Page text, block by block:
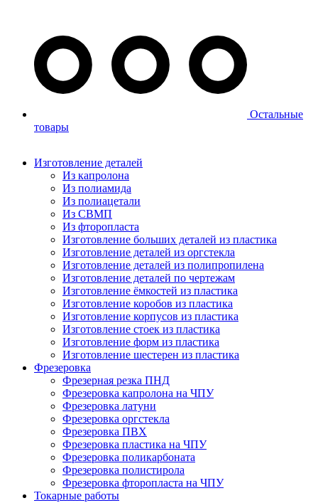
Остальные
товары
Изготовление деталей
Из капролона
Из полиамида
Из полиацетали
Из СВМП
Из фторопласта
Изготовление больших деталей из пластика
Изготовление деталей из оргстекла
Изготовление деталей из полипропилена
Изготовление деталей по чертежам
Изготовление ёмкостей из пластика
Изготовление коробов из пластика
Изготовление корпусов из пластика
Изготовление стоек из пластика
Изготовление форм из пластика
Изготовление шестерен из пластика
Фрезеровка
Фрезерная резка ПНД
Фрезеровка капролона на ЧПУ
Фрезеровка латуни
Фрезеровка оргстекла
Фрезеровка ПВХ
Фрезеровка пластика на ЧПУ
Фрезеровка поликарбоната
Фрезеровка полистирола
Фрезеровка фторопласта на ЧПУ
Токарные работы